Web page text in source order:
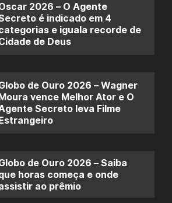
2026 – O Agente
é indicado em 4
e iguala recorde de
de Deus
de Ouro 2026 – Wagner
vence Melhor Ator e O
Secreto leva Filme
de Ouro 2026 – Saiba
horas começa e onde
ao prêmio